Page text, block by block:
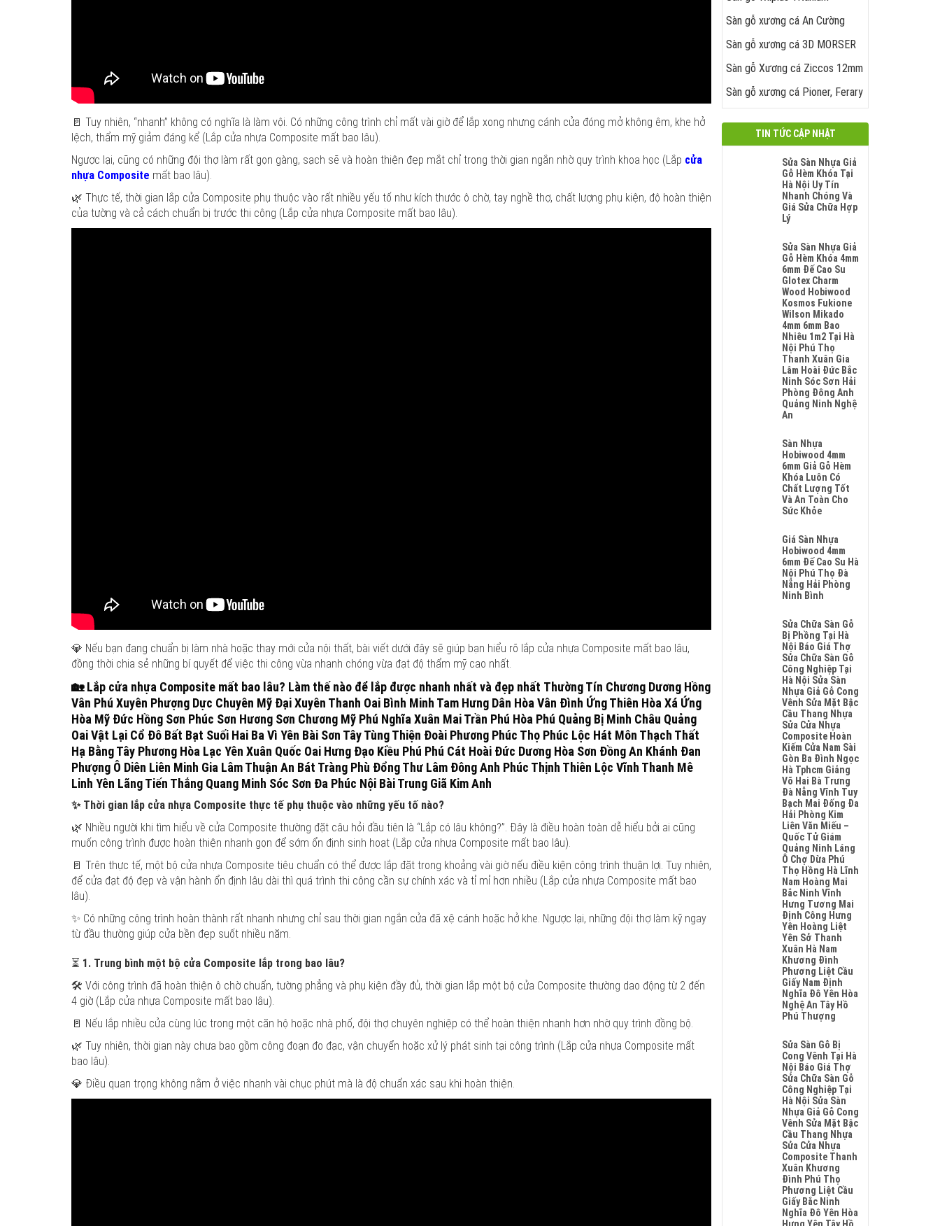
🚪 Tuy nhiên, “nhanh” không có nghĩa là làm vội. Có những công trình chỉ mất vài giờ để lắp xong nhưng cánh cửa đóng mở không êm, khe hở
lệch, thẩm mỹ giảm đáng kể (Lắp cửa nhựa Composite mất bao lâu).
Ngược lại, cũng có những đội thợ làm rất gọn gàng, sạch sẽ và hoàn thiện đẹp mắt chỉ trong thời gian ngắn nhờ quy trình khoa học (Lắp cửa
nhựa Composite mất bao lâu).
🌿 Thực tế, thời gian lắp cửa Composite phụ thuộc vào rất nhiều yếu tố như kích thước ô chờ, tay nghề thợ, chất lượng phụ kiện, độ hoàn thiện
của tường và cả cách chuẩn bị trước thi công (Lắp cửa nhựa Composite mất bao lâu).
💎 Nếu bạn đang chuẩn bị làm nhà hoặc thay mới cửa nội thất, bài viết dưới đây sẽ giúp bạn hiểu rõ lắp cửa nhựa Composite mất bao lâu,
đồng thời chia sẻ những bí quyết để việc thi công vừa nhanh chóng vừa đạt độ thẩm mỹ cao nhất.
🏡Lắp cửa nhựa Composite mất bao lâu? Làm thế nào để lắp được nhanh nhất và đẹp nhất Thường Tín Chương Dương Hồng
Vân Phú Xuyên Phượng Dực Chuyên Mỹ Đại Xuyên Thanh Oai Bình Minh Tam Hưng Dân Hòa Vân Đình Ứng Thiên Hòa Xá Ứng
Hòa Mỹ Đức Hồng Sơn Phúc Sơn Hương Sơn Chương Mỹ Phú Nghĩa Xuân Mai Trần Phú Hòa Phú Quảng Bị Minh Châu Quảng
Oai Vật Lại Cổ Đô Bất Bạt Suối Hai Ba Vì Yên Bài Sơn Tây Tùng Thiện Đoài Phương Phúc Thọ Phúc Lộc Hát Môn Thạch Thất
Hạ Bằng Tây Phương Hòa Lạc Yên Xuân Quốc Oai Hưng Đạo Kiều Phú Phú Cát Hoài Đức Dương Hòa Sơn Đồng An Khánh Đan
Phượng Ô Diên Liên Minh Gia Lâm Thuận An Bát Tràng Phù Đổng Thư Lâm Đông Anh Phúc Thịnh Thiên Lộc Vĩnh Thanh Mê
Linh Yên Lãng Tiến Thắng Quang Minh Sóc Sơn Đa Phúc Nội Bài Trung Giã Kim Anh
✨Thời gian lắp cửa nhựa Composite thực tế phụ thuộc vào những yếu tố nào?
🌿 Nhiều người khi tìm hiểu về cửa Composite thường đặt câu hỏi đầu tiên là “Lắp có lâu không?”. Đây là điều hoàn toàn dễ hiểu bởi ai cũng
muốn công trình được hoàn thiện nhanh gọn để sớm ổn định sinh hoạt (Lắp cửa nhựa Composite mất bao lâu).
🚪 Trên thực tế, một bộ cửa nhựa Composite tiêu chuẩn có thể được lắp đặt trong khoảng vài giờ nếu điều kiện công trình thuận lợi. Tuy nhiên,
để cửa đạt độ đẹp và vận hành ổn định lâu dài thì quá trình thi công cần sự chính xác và tỉ mỉ hơn nhiều (Lắp cửa nhựa Composite mất bao
lâu).
✨ Có những công trình hoàn thành rất nhanh nhưng chỉ sau thời gian ngắn cửa đã xệ cánh hoặc hở khe. Ngược lại, những đội thợ làm kỹ ngay
từ đầu thường giúp cửa bền đẹp suốt nhiều năm.
⏳ 1. Trung bình một bộ cửa Composite lắp trong bao lâu?
🛠️ Với công trình đã hoàn thiện ô chờ chuẩn, tường phẳng và phụ kiện đầy đủ, thời gian lắp một bộ cửa Composite thường dao động từ 2 đến
4 giờ (Lắp cửa nhựa Composite mất bao lâu).
🚪 Nếu lắp nhiều cửa cùng lúc trong một căn hộ hoặc nhà phố, đội thợ chuyên nghiệp có thể hoàn thiện nhanh hơn nhờ quy trình đồng bộ.
🌿 Tuy nhiên, thời gian này chưa bao gồm công đoạn đo đạc, vận chuyển hoặc xử lý phát sinh tại công trình (Lắp cửa nhựa Composite mất
bao lâu).
💎 Điều quan trọng không nằm ở việc nhanh vài chục phút mà là độ chuẩn xác sau khi hoàn thiện.
Sàn gỗ xương cá An Cường
Sàn gỗ xương cá 3D MORSER
Sàn gỗ Xương cá Ziccos 12mm
Sàn gỗ xương cá Pioner, Ferary
TIN TỨC CẬP NHẬT
Sửa Sàn Nhựa Giả
Gỗ Hèm Khóa Tại
Hà Nội Uy Tín
Nhanh Chóng Và
Giá Sửa Chữa Hợp
Lý
Có
Bình
Luận
Ở
Sửa
Sàn
Nhựa
Giả
Gỗ
Hèm
Khóa
Tại
Hà
Nội
Uy
Tín
Và
Giá
Sửa
Chữa
Hợp
Lý
Sửa Sàn Nhựa Giả
Gỗ Hèm Khóa 4mm
6mm Đế Cao Su
Glotex Charm
Wood Hobiwood
Kosmos Fukione
Wilson Mikado
4mm 6mm Bao
Nhiêu 1m2 Tại Hà
Nội Phú Thọ
Thanh Xuân Gia
Lâm Hoài Đức Bắc
Ninh Sóc Sơn Hải
Phòng Đông Anh
Quảng Ninh Nghệ
An
Có
Bình
Luận
Ở
Sửa
Sàn
Nhựa
Hèm
Khóa
4mm
6mm
Đế
Cao
Glotex
Charm
Wood
Hobiwood
Kosmos
Fukione
Wilson
Mikado
4mm
6mm
Bao
Nhiêu
1m2
Tại
Hà
Nội
Phú
Thọ
Thanh
Xuân
Gia
Lâm
Hoài
Đức
Bắc
Ninh
Sóc
Sơn
Hải
Phòng
Đông
Anh
Quảng
Ninh
Nghệ
An
Sàn Nhựa
Hobiwood 4mm
6mm Giả Gỗ Hèm
Khóa Luôn Có
Chất Lượng Tốt
Và An Toàn Cho
Sức Khỏe
Có
Bình
Luận
Ở
Sàn
Nhựa
6mm
Giả
Gỗ
Hèm
Khóa
Luôn
Có
Chất
Lượng
Tốt
Và
An
Toàn
Cho
Sức
Khỏe
Giá Sàn Nhựa
Hobiwood 4mm
6mm Đế Cao Su Hà
Nội Phú Thọ Đà
Nẵng Hải Phòng
Ninh Bình
Có
Bình
Luận
Ở
Giá
Sàn
Nhựa
Hobiwood
4mm
6mm
Đế
Cao
Su
Hà
Nội
Phú
Thọ
Đà
Nẵng
Hải
Phòng
Ninh
Bình
Sửa Chữa Sàn Gỗ
Bị Phồng Tại Hà
Nội Báo Giá Thợ
Sửa Chữa Sàn Gỗ
Công Nghiệp Tại
Hà Nội Sửa Sàn
Nhựa Giả Gỗ Cong
Vênh Sửa Mặt Bậc
Cầu Thang Nhựa
Sửa Cửa Nhựa
Composite Hoàn
Kiếm Cửa Nam Sài
Gòn Ba Đình Ngọc
Hà Tphcm Giảng
Võ Hai Bà Trưng
Đà Nẵng Vĩnh Tuy
Bạch Mai Đống Đa
Hải Phòng Kim
Liên Văn Miếu –
Quốc Tử Giám
Quảng Ninh Láng
Ô Chợ Dừa Phú
Thọ Hồng Hà Lĩnh
Nam Hoàng Mai
Bắc Ninh Vĩnh
Hưng Tương Mai
Định Công Hưng
Yên Hoàng Liệt
Yên Sở Thanh
Xuân Hà Nam
Khương Đình
Phương Liệt Cầu
Giấy Nam Định
Nghĩa Đô Yên Hòa
Nghệ An Tây Hồ
Phú Thượng
Có
Bình
Luận
Ở
Sửa
Chữa
Sàn
Gỗ
Bị
Phồng
Tại
Hà
Nội
Báo
Giá
Thợ
Sửa
Sửa Sàn Gỗ Bị
Cong Vênh Tại Hà
Nội Báo Giá Thợ
Sửa Chữa Sàn Gỗ
Công Nghiệp Tại
Hà Nội Sửa Sàn
Nhựa Giả Gỗ Cong
Vênh Sửa Mặt Bậc
Cầu Thang Nhựa
Sửa Cửa Nhựa
Composite Thanh
Xuân Khương
Đình Phú Thọ
Phương Liệt Cầu
Giấy Bắc Ninh
Nghĩa Đô Yên Hòa